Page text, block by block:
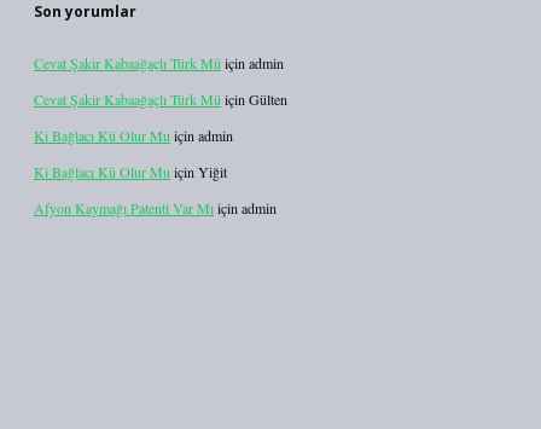
Son yorumlar
Cevat Şakir Kabaağaçlı Türk Mü için admin
Cevat Şakir Kabaağaçlı Türk Mü için Gülten
Ki Bağlacı Kü Olur Mu için admin
Ki Bağlacı Kü Olur Mu için Yiğit
Afyon Kaymağı Patenti Var Mıiçin admin